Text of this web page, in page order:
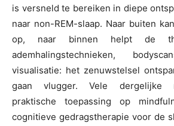
is versneld te bereiken in diepe
naar non-REM-slaap. Naar buiten
op, naar binnen helpt de
ademhalingstechnieken,
visualisatie: het zenuwstelsel
gaan vlugger. Vele dergelijke
praktische toepassing op
cognitieve gedragstherapie voor de